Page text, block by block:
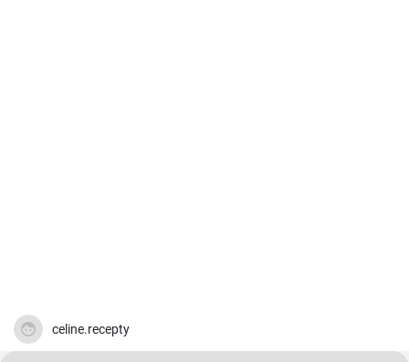
celine.recepty